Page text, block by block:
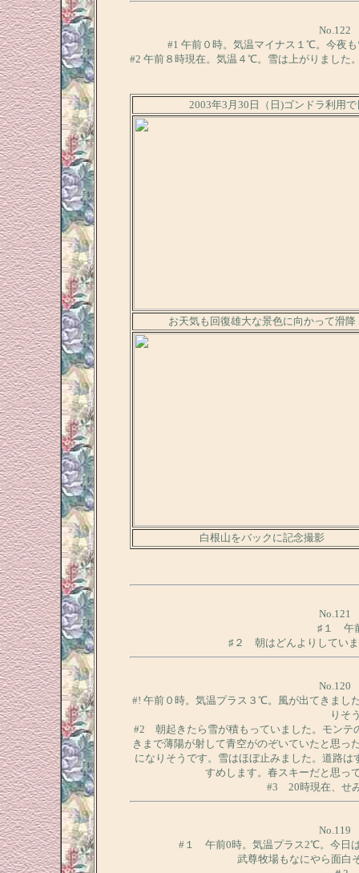
No.122
#1 午前０時。気温マイナス１℃。今夜
#2 午前８時現在。気温４℃。雪は上がりました
2003年3月30日（日)ゴンドラ利用
お天気も回復雄大な景色に向かって滑降
白根山をバックに記念撮影
No.121
♯１ 午
♯２ 朝はどんよりしてい
No.120
#! 午前０時。気温プラス３℃。風が出てきまし
りそ
#2 朝起きたら雪が積もっていました。モンテ
きまで薄陽が射して青空がのぞいていたと思っ
になりそうです。雪はほぼ止みました。道路
すめします。春スキーだと思っ
#3 20時現在、せ
No.119
#１ 午前0時。気温プラス2℃。今日
武尊牧場もなにやら面白